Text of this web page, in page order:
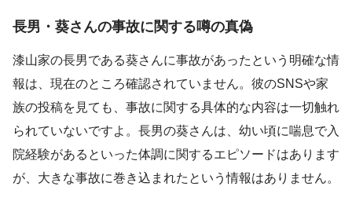
長男・葵さんの事故に関する噂の真偽
漆山家の長男である葵さんに事故があったという明確な情
報は、現在のところ確認されていません。彼のSNSや家
族の投稿を見ても、事故に関する具体的な内容は一切触れ
られていないですよ。長男の葵さんは、幼い頃に喘息で入
院経験があるといった体調に関するエピソードはあります
が、大きな事故に巻き込まれたという情報はありません。